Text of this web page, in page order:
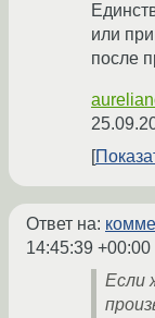
или
после
Ответ на:
14:45:39 +00:00
Если